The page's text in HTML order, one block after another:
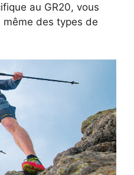
au GR20, vous
même des types de